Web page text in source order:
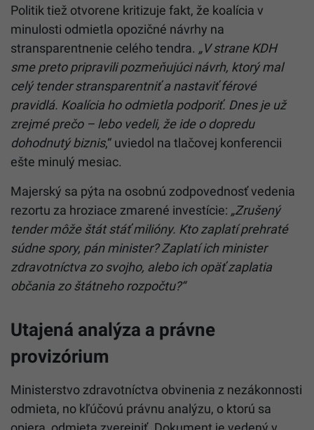
Politik tiež otvorene kritizuje fakt, že koalícia v
minulosti odmietla opozičné návrhy na
stransparentnenie celého tendra. „V strane KDH
sme preto pripravili pozmeňujúci návrh, ktorý mal
celý tender stransparentniť a nastaviť férové
pravidlá. Koalícia ho odmietla podporiť. Dnes je už
zrejmé prečo – lebo vedeli, že ide o dopredu
dohodnutý biznis,“ uviedol na tlačovej konferencii
ešte minulý mesiac.
Majerský sa pýta na osobnú zodpovednosť vedenia
rezortu za hroziace zmarené investície: „Zrušený
tender môže štát stáť milióny. Kto zaplatí prehraté
súdne spory, pán minister? Zaplatí ich minister
zdravotníctva zo svojho, alebo ich opäť zaplatia
občania zo štátneho rozpočtu?“
Utajená analýza a právne
provizórium
Ministerstvo zdravotníctva obvinenia z nezákonnosti
odmieta, no kľúčovú právnu analýzu, o ktorú sa